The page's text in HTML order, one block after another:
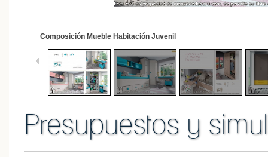
Composición Mueble Habitación Juvenil
Presupuestos y